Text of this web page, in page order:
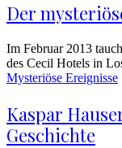
Der
Im Februar 2013
des Cecil Hotels in
Mysteriöse Ereignisse
Kaspar
Geschichte